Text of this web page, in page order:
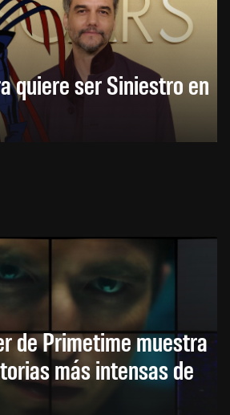
quiere ser Siniestro en
de Primetime muestra
más intensas de